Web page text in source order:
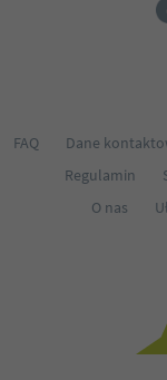
FAQ Dane
Regulamin
O nas